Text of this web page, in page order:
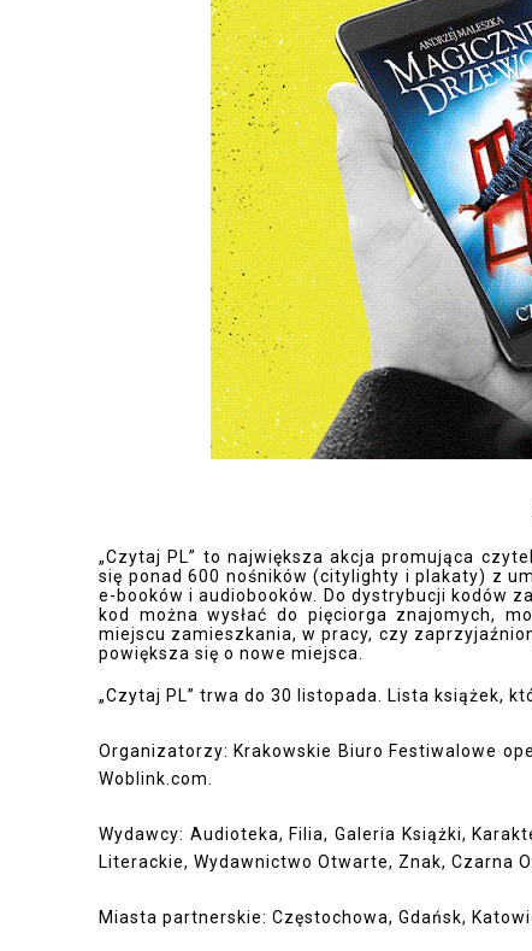
„Czytaj PL” to największa akcja promująca
się ponad 600 nośników (citylighty i plakaty) z
e-booków i audiobooków. Do dystrybucji kodów
kod można wysłać do pięciorga znajomych,
miejscu zamieszkania, w pracy, czy
powiększa się o nowe miejsca.
„Czytaj PL” trwa do 30 listopada. Lista książek,
Organizatorzy: Krakowskie Biuro Festiwalowe
Woblink.com.
Wydawcy: Audioteka, Filia, Galeria Książki,
Literackie, Wydawnictwo Otwarte, Znak, Czarna
Miasta partnerskie: Częstochowa, Gdańsk,